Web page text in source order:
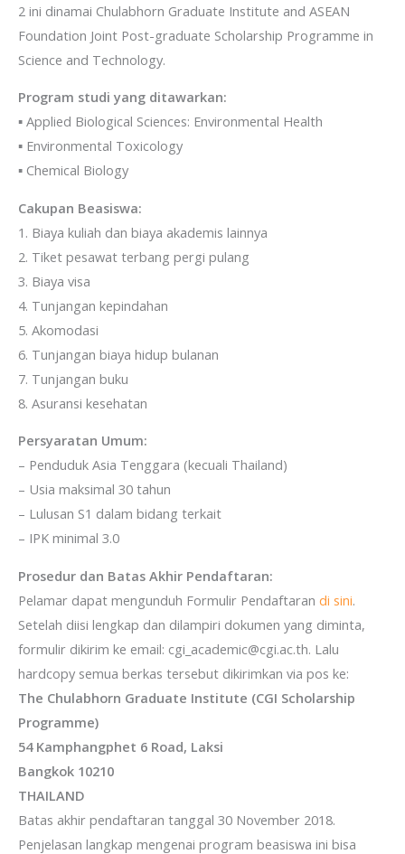
2 ini dinamai Chulabhorn Graduate Institute and ASEAN
Foundation Joint Post-graduate Scholarship Programme in
Science and Technology.
Program studi yang ditawarkan:
▪ Applied Biological Sciences: Environmental Health
▪ Environmental Toxicology
▪ Chemical Biology
Cakupan Beasiswa:
1. Biaya kuliah dan biaya akademis lainnya
2. Tiket pesawat terbang pergi pulang
3. Biaya visa
4. Tunjangan kepindahan
5. Akomodasi
6. Tunjangan biaya hidup bulanan
7. Tunjangan buku
8. Asuransi kesehatan
Persyaratan Umum:
– Penduduk Asia Tenggara (kecuali Thailand)
– Usia maksimal 30 tahun
– Lulusan S1 dalam bidang terkait
– IPK minimal 3.0
Prosedur dan Batas Akhir Pendaftaran:
Pelamar dapat mengunduh Formulir Pendaftaran di sini.
Setelah diisi lengkap dan dilampiri dokumen yang diminta,
formulir dikirim ke email: cgi_academic@cgi.ac.th. Lalu
hardcopy semua berkas tersebut dikirimkan via pos ke:
The Chulabhorn Graduate Institute (CGI Scholarship
Programme)
54 Kamphangphet 6 Road, Laksi
Bangkok 10210
THAILAND
Batas akhir pendaftaran tanggal 30 November 2018.
Penjelasan langkap mengenai program beasiswa ini bisa